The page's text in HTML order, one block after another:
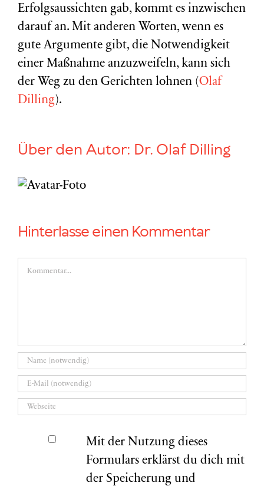
Erfolgsaussichten gab, kommt es inzwischen
darauf an. Mit anderen Worten, wenn es
gute Argumente gibt, die Notwendigkeit
einer Maßnahme anzuzweifeln, kann sich
der Weg zu den Gerichten lohnen (Olaf
Dilling).
Über den Autor: Dr. Olaf Dilling
Hinterlasse einen Kommentar
Kommentar
Mit der Nutzung dieses
Formulars erklärst du dich mit
der Speicherung und